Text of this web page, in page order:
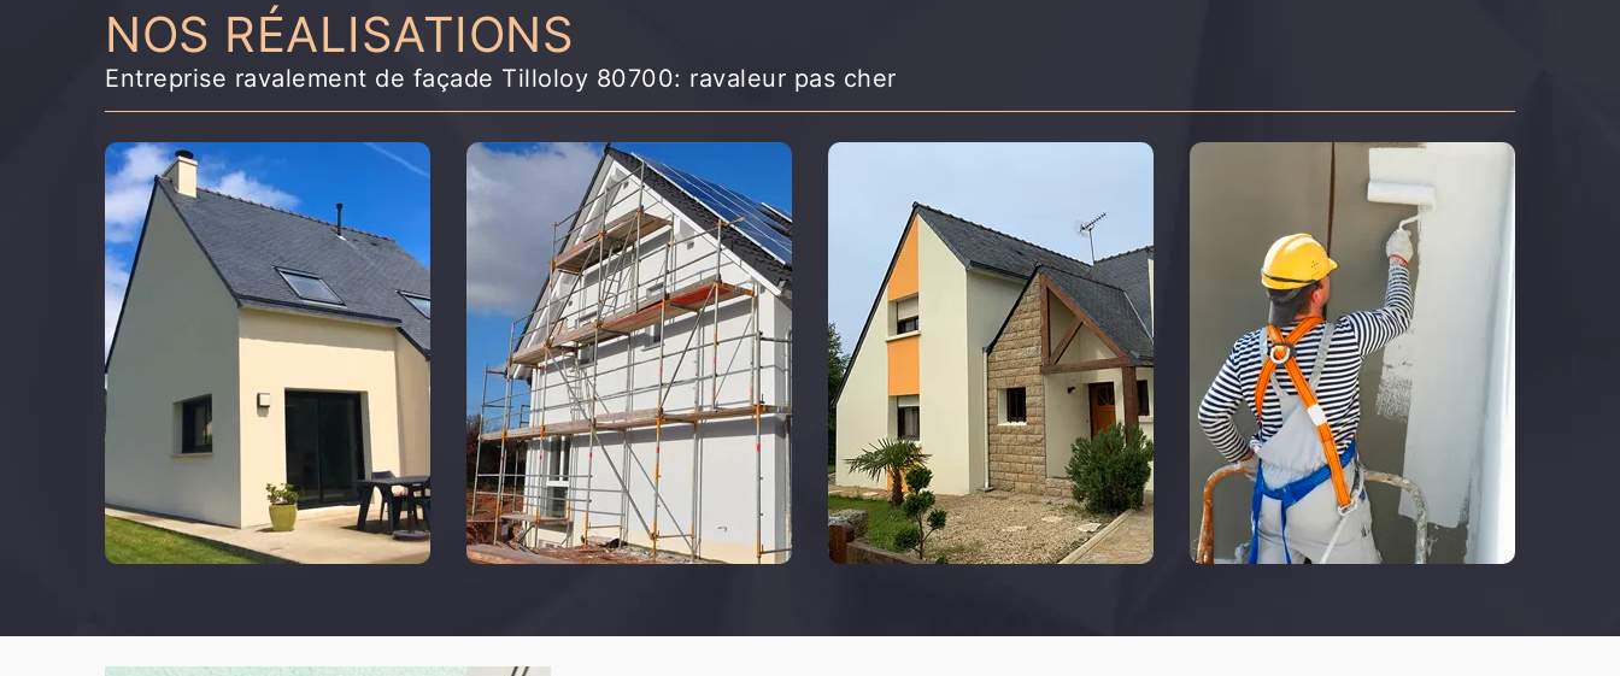
NOS RÉALISATIONS
Entreprise ravalement de façade Tilloloy 80700: ravaleur pas cher